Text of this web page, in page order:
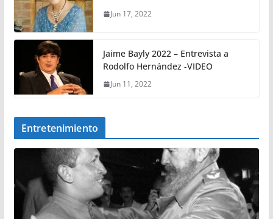
Jun 17, 2022
Jaime Bayly 2022 – Entrevista a
Rodolfo Hernández -VIDEO
Jun 11, 2022
Entretenimiento